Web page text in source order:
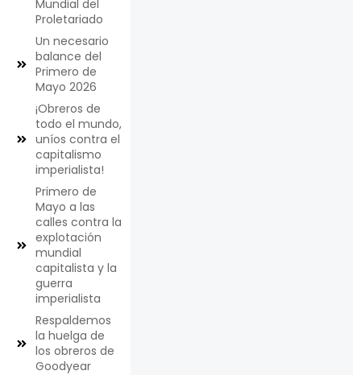
Mundial del
Proletariado
Un necesario
balance del
Primero de
Mayo 2026
¡Obreros de
todo el mundo,
uníos contra el
capitalismo
imperialista!
Primero de
Mayo a las
calles contra la
explotación
mundial
capitalista y la
guerra
imperialista
Respaldemos
la huelga de
los obreros de
Goodyear